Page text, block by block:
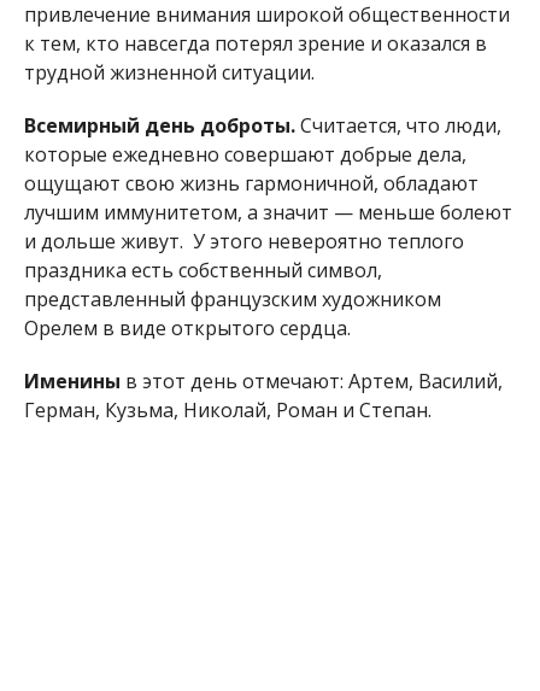
привлечение внимания широкой общественности
к тем, кто навсегда потерял зрение и оказался в
трудной жизненной ситуации.
Всемирный день доброты.Считается, что люди,
которые ежедневно совершают добрые дела,
ощущают свою жизнь гармоничной, обладают
лучшим иммунитетом, а значит — меньше болеют
и дольше живут. У этого невероятно теплого
праздника есть собственный символ,
представленный французским художником
Орелем в виде открытого сердца.
Именины в этот день отмечают: Артем, Василий,
Герман, Кузьма, Николай, Роман и Степан.